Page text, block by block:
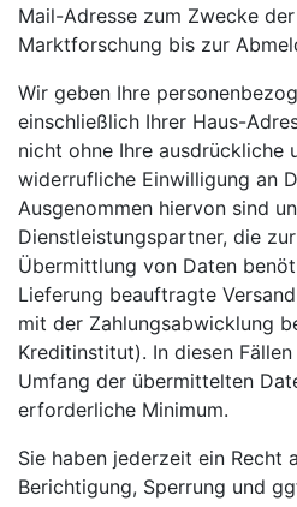
Mail-Adresse zum Zwecke
Marktforschung bis zur
Wir geben Ihre
einschließlich Ihrer Haus-
nicht ohne Ihre ausdrückliche
widerrufliche Einwilligung an
Ausgenommen hiervon sind
Dienstleistungspartner, die
Übermittlung von Daten
Lieferung beauftragte
mit der Zahlungsabwicklung
Kreditinstitut). In diesen
Umfang der übermittelten
erforderliche Minimum.
Sie haben jederzeit ein Recht
Berichtigung, Sperrung und